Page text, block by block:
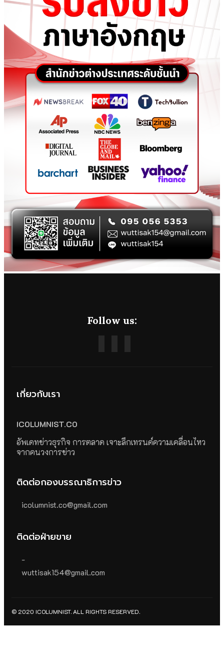
Follow us:
เกี่ยวกับเรา
ICOLUMNIST.CO
อัพเดทข่าวธุรกิจ การตลาด เจาะลึกเทรนด์ความเคลื่อนไหว
จากคนวงการข่าว
ติดต่อกองบรรณาธิการข่าว
icolumnist.co@gmail.com
ติดต่อฝ่ายขาย
-
wuttisak154@gmail.com
© 2020 ICOLUMNIST. ALL RIGHTS RESERVED.